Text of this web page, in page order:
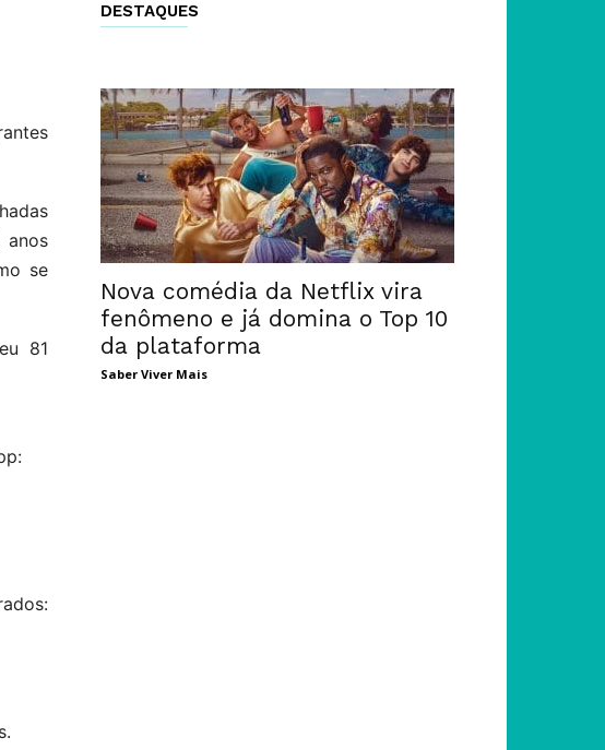
se
81
DESTAQUES
Nova comédia da Netflix vira
fenômeno e já domina o Top 10
da plataforma
Saber Viver Mais